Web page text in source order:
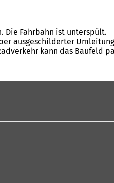
Die Fahrbahn ist unterspült.
ausgeschilderter
kann das Baufeld